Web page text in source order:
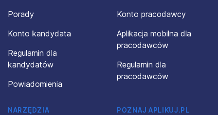
Porady
Konto kandydata
Regulamin dla
kandydatów
Powiadomienia
Konto pracodawcy
Aplikacja mobilna dla
pracodawców
Regulamin dla
pracodawców
NARZĘDZIA
POZNAJ APLIKUJ.PL